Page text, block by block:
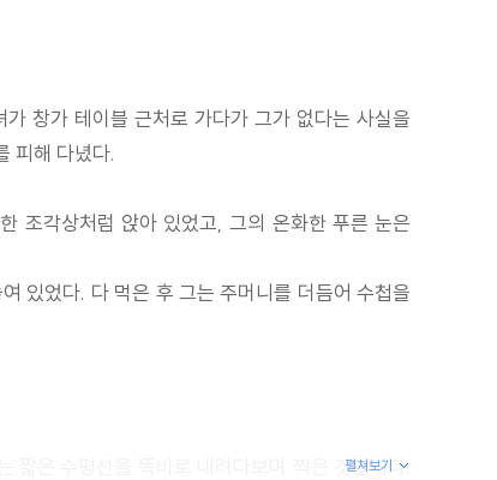
창가 테이블 근처로 가다가 그가 없다는 사실을
피해 다녔다.
조각상처럼 앉아 있었고, 그의 온화한 푸른 눈은
있었다. 다 먹은 후 그는 주머니를 더듬어 수첩을
짧은 수평선을 똑바로 내려다보며 찍은 것입니다.
펼쳐보기